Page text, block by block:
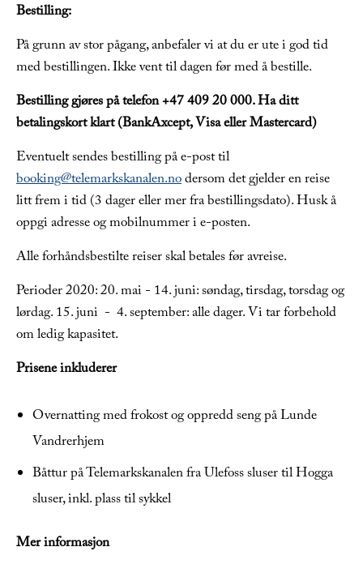
Bestilling:
På grunn av stor pågang, anbefaler vi at du er ute i god tid
med bestillingen. Ikke vent til dagen før med å bestille.
Bestilling gjøres på telefon +47 409 20 000. Ha ditt
betalingskort klart (BankAxcept, Visa eller Mastercard)
Eventuelt sendes bestilling på e-post til
booking@telemarkskanalen.nodersom det gjelder en reise
litt frem i tid (3 dager eller mer fra bestillingsdato). Husk å
oppgi adresse og mobilnummer i e-posten.
Alle forhåndsbestilte reiser skal betales før avreise.
Perioder 2020: 20. mai - 14. juni: søndag, tirsdag, torsdag og
lørdag. 15. juni - 4. september: alle dager. Vi tar forbehold
om ledig kapasitet.
Prisene inkluderer
Overnatting med frokost og oppredd seng på Lunde
Vandrerhjem
Båttur på Telemarkskanalen fra Ulefoss sluser til Hogga
sluser, inkl. plass til sykkel
Mer informasjon